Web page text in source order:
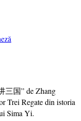
三国” de Zhang
Trei Regate din istoria
Sima Yi.